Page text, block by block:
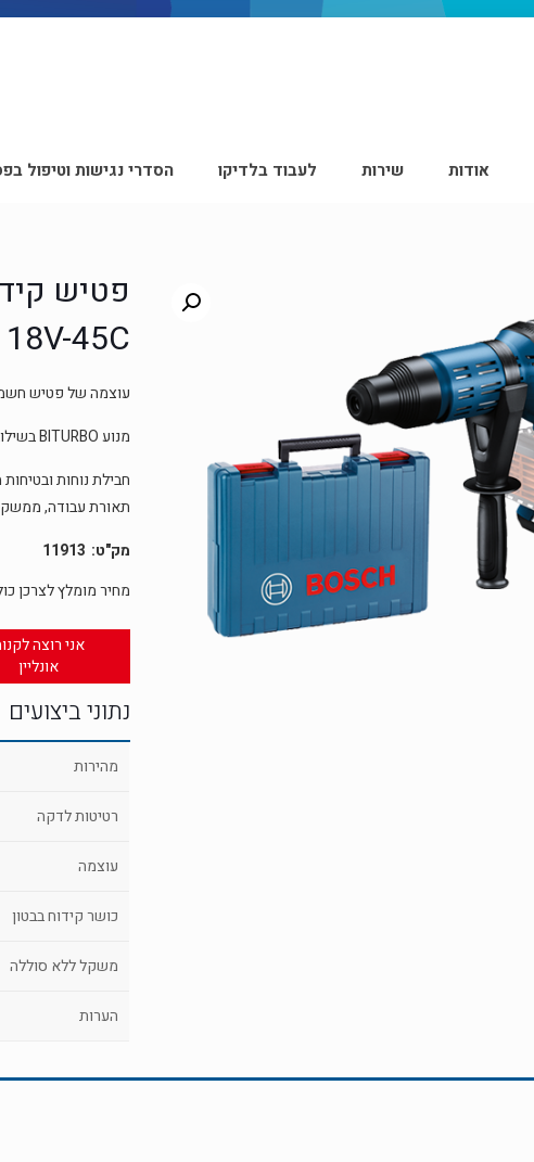
אודות שירות לעבוד בלדיקו הסדרי נגישות וטיפול
18V-45C
עוצמה של פטיש
מנוע BITURBO בשילוב עם סוללת ProCore – שילוב מנצח
חבילת נוחות
תאורת עבודה, ממשק
11913
מחיר מומלץ לצרכן
אני רוצה
אונליין
נתוני ביצועים
מהירות
רטיטות לדקה
עוצמה
כושר קידוח בבטון
משקל ללא סוללה
הערות